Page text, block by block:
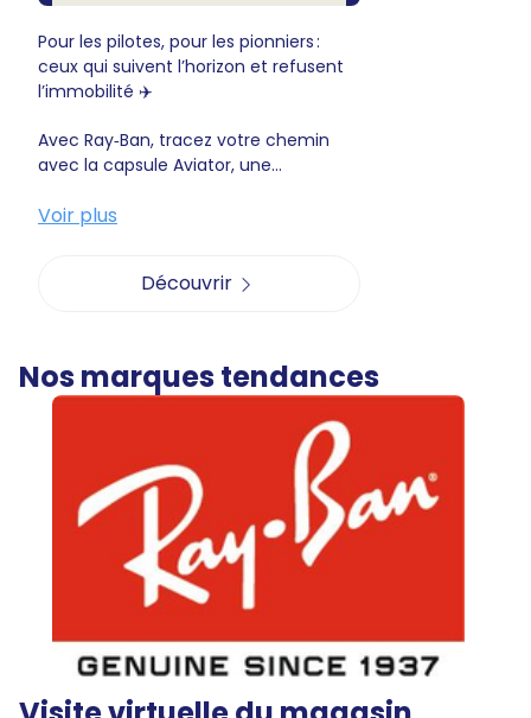
Pour les pilotes, pour les pionniers :
ceux qui suivent l’horizon et refusent
l’immobilité ✈️
Avec Ray‑Ban, tracez votre chemin
avec la capsule Aviator, une...
Voir plus
Découvrir
Nos marques tendances